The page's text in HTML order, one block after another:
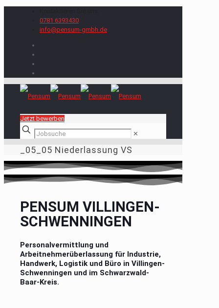
0781 6393430
info@pensum-gmbh.de
Jetzt bewerben
✕
_05_05 Niederlassung VS
PENSUM VILLINGEN-
SCHWENNINGEN
Personalvermittlung und
Arbeitnehmerüberlassung für Industrie,
Handwerk, Logistik und Büro in Villingen-
Schwenningen und im Schwarzwald-
Baar-Kreis.